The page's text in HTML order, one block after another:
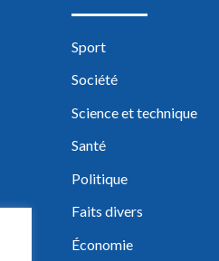
Sport
Société
Science et technique
Santé
Politique
Faits divers
Économie